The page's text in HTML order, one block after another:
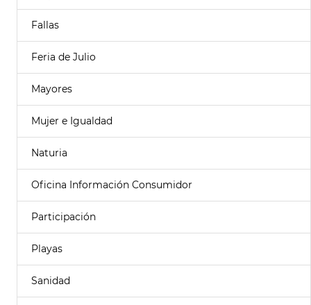
Fallas
Feria de Julio
Mayores
Mujer e Igualdad
Naturia
Oficina Información Consumidor
Participación
Playas
Sanidad